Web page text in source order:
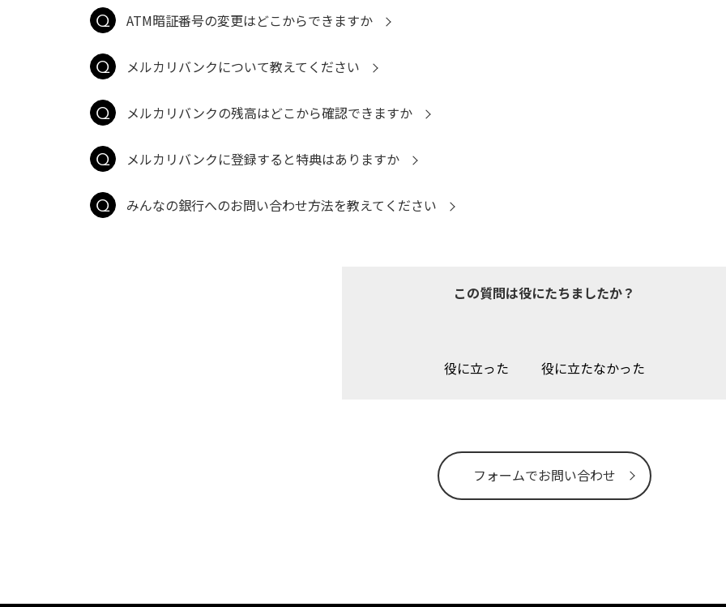
ATM暗証番号の変更はどこからできますか
メルカリバンクについて教えてください
メルカリバンクの残高はどこから確認できますか
メルカリバンクに登録すると特典はありますか
みんなの銀行へのお問い合わせ方法を教えてください
この質問は役にたちましたか？
役に立った 役に立たなかった
フォームでお問い合わせ